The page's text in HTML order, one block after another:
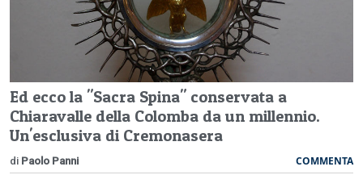
Ed ecco la "Sacra Spina" conservata a
Chiaravalle della Colomba da un millennio.
Un'esclusiva di Cremonasera
di Paolo Panni COMMENTA